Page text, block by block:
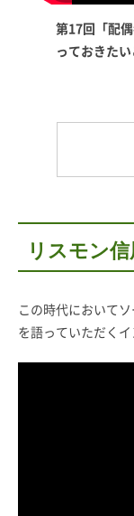
第17回「配
っておきたい
リスモン
この時代において
を語っていただくイ